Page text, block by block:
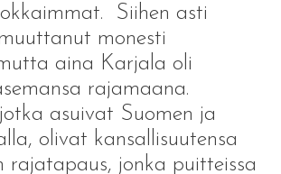
Siihen asti
monesti
aina Karjala oli
rajamaana.
asuivat Suomen ja
olivat kansallisuutensa
rajatapaus, jonka puitteissa